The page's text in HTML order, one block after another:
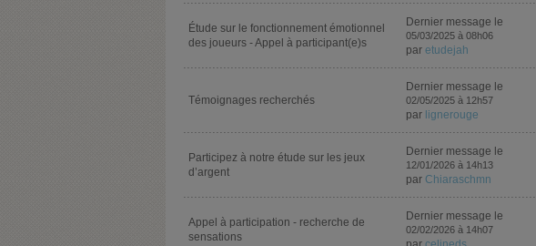
Étude sur le fonctionnement émotionnel
des joueurs - Appel à participant(e)s
Dernier message le
05/03/2025 à 08h06
par etudejah
Témoignages recherchés
Dernier message le
02/05/2025 à 12h57
par lignerouge
Participez à notre étude sur les jeux
d’argent
Dernier message le
12/01/2026 à 14h13
par Chiaraschmn
Appel à participation - recherche de
sensations
Dernier message le
02/02/2026 à 14h07